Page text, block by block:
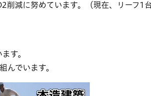
減に努めています。（現在、リーフ1
す。
んでいます。